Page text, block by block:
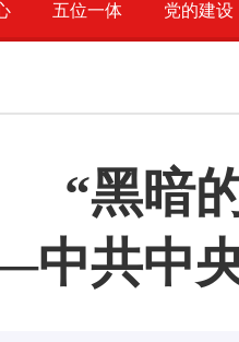
五位一体 党的建设
“黑暗
共中央